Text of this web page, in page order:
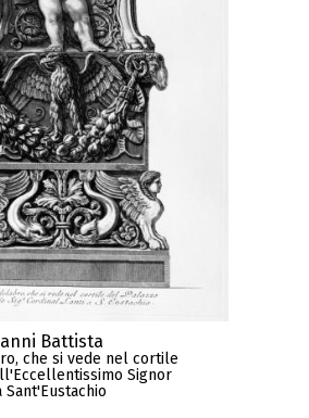
Battista
che si vede nel cortile
Signor
Sant'Eustachio